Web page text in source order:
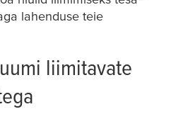
lahenduse teie
liimitavate